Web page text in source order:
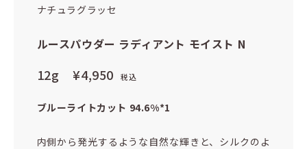
ナチュラグラッセ
ルースパウダー ラディアント モイスト N
12g ¥4,950 税込
ブルーライトカット 94.6%*1
内側から発光するような自然な輝きと、シルクのよ